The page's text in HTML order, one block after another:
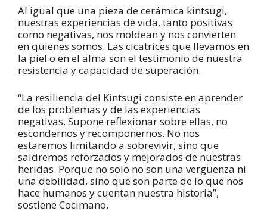
Al igual que una pieza de cerámica kintsugi,
nuestras experiencias de vida, tanto positivas
como negativas, nos moldean y nos convierten
en quienes somos. Las cicatrices que llevamos en
la piel o en el alma son el testimonio de nuestra
resistencia y capacidad de superación.
“La resiliencia del Kintsugi consiste en aprender
de los problemas y de las experiencias
negativas. Supone reflexionar sobre ellas, no
escondernos y recomponernos. No nos
estaremos limitando a sobrevivir, sino que
saldremos reforzados y mejorados de nuestras
heridas. Porque no solo no son una vergüenza ni
una debilidad, sino que son parte de lo que nos
hace humanos y cuentan nuestra historia”,
sostiene Cocimano.